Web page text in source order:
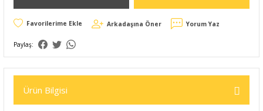
Arkadaşına Öner Yorum Yaz
Paylaş:
Ürün Bilgisi